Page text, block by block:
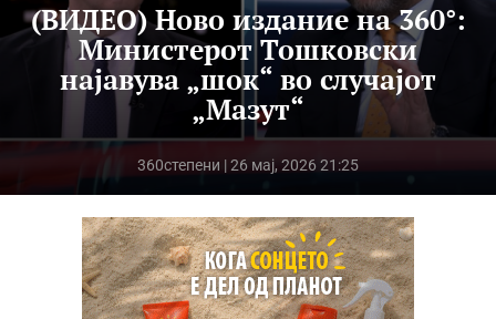
(ВИДЕО) Ново издание на 360°:
Министерот Тошковски
најавува „шок“ во случајот
„Мазут“
360степени | 26 мај, 2026 21:25